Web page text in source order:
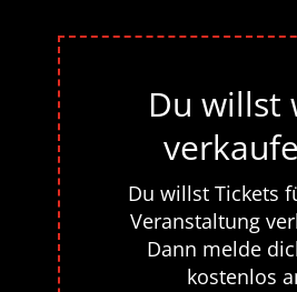
Du willst
Du willst Tickets
Veranstaltung
Dann melde
kostenlos